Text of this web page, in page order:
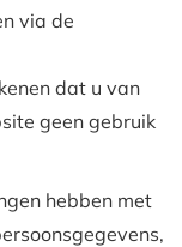
via de
dat u van
geen gebruik
hebben met